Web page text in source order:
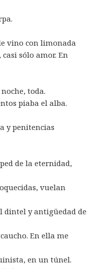
vino con limonada
sólo amor. En
toda.
piaba el alba.
y penitencias
de la eternidad,
vuelan
dintel y antigüedad de
En ella me
en un túnel.